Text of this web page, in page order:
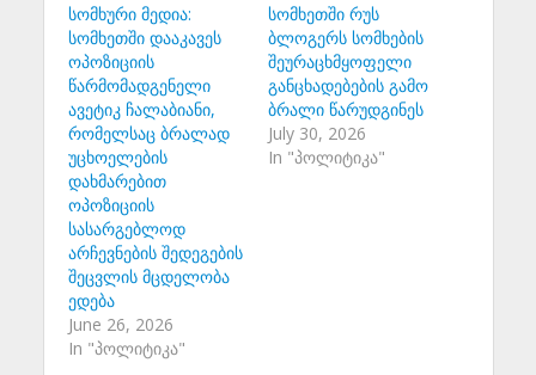
სომხური მედია:
სომხეთში დააკავეს
ოპოზიციის
წარმომადგენელი
ავეტიკ ჩალაბიანი,
რომელსაც ბრალად
უცხოელების
დახმარებით
ოპოზიციის
სასარგებლოდ
არჩევნების შედეგების
შეცვლის მცდელობა
ედება
June 26, 2026
In "პოლიტიკა"
სომხეთში რუს
ბლოგერს სომხების
შეურაცხმყოფელი
განცხადებების გამო
ბრალი წარუდგინეს
July 30, 2026
In "პოლიტიკა"